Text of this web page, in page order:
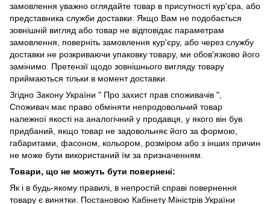
замовлення уважно оглядайте товар в присутності кур'єра, або
представника служби доставки. Якщо Вам не подобається
зовнішній вигляд або товар не відповідає параметрам
замовлення, поверніть замовлення кур'єру, або через службу
доставки не розкриваючи упаковку товару, ми обов'язково його
замінимо. Претензії щодо зовнішнього вигляду товару
приймаються тільки в момент доставки.
Згідно Закону України " Про захист прав споживачів ",
Споживач має право обміняти непродовольчий товар
належної якості на аналогічний у продавця, у якого він був
придбаний, якщо товар не задовольняє його за формою,
габаритами, фасоном, кольором, розміром або з інших причин
не може бути використаний їм за призначенням.
Товари, що не можуть бути повернені:
Як і в будь-якому правилі, в непростій справі повернення
товару є винятки. Постановою Кабінету Міністрів України